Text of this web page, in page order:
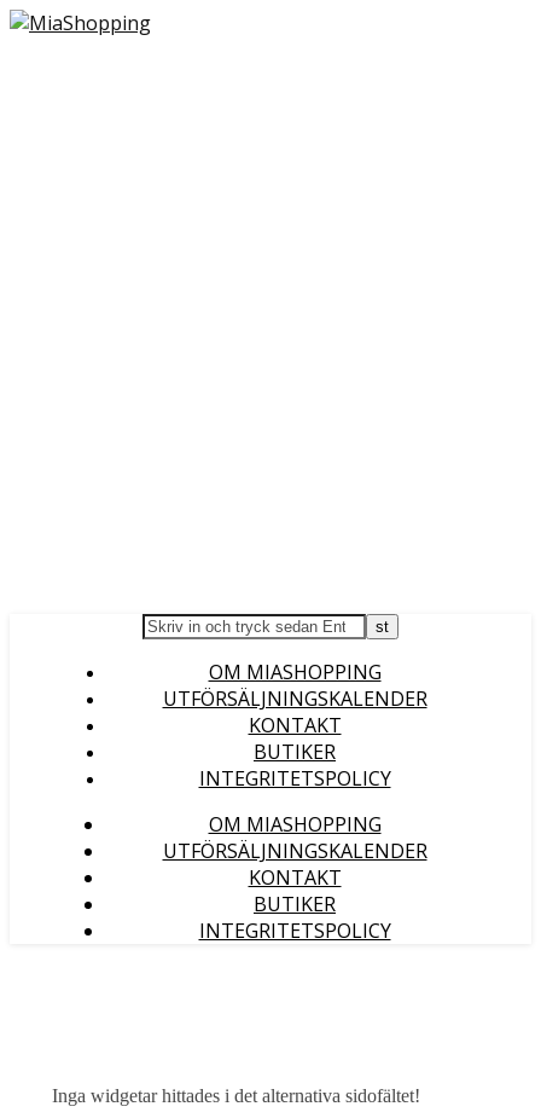
OM MIASHOPPING
UTFÖRSÄLJNINGSKALENDER
KONTAKT
BUTIKER
INTEGRITETSPOLICY
OM MIASHOPPING
UTFÖRSÄLJNINGSKALENDER
KONTAKT
BUTIKER
INTEGRITETSPOLICY
Inga widgetar hittades i det alternativa sidofältet!